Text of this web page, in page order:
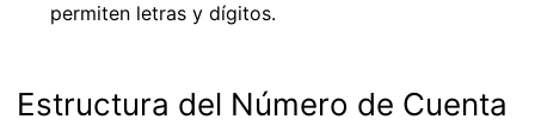
permiten letras y dígitos.
Estructura del Número de Cuenta